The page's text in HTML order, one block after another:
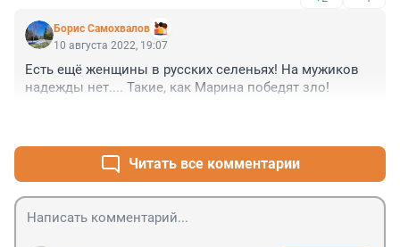
Борис Самохвалов
10 августа 2022, 19:07
Есть ещё женщины в русских селеньях! На мужиков
надежды нет.... Такие, как Марина победят зло!
Читать все комментарии